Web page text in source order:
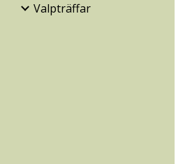
Valpträffar